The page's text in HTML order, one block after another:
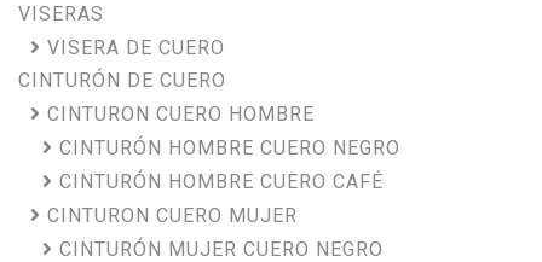
VISERAS
VISERA DE CUERO
CINTURÓN DE CUERO
CINTURON CUERO HOMBRE
CINTURÓN HOMBRE CUERO NEGRO
CINTURÓN HOMBRE CUERO CAFÉ
CINTURON CUERO MUJER
CINTURÓN MUJER CUERO NEGRO